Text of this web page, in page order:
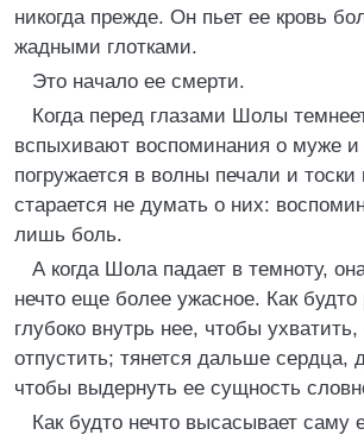
никогда прежде. Он пьет ее кровь
жадными глотками.
Это начало ее смерти.
Когда перед глазами Шолы
вспыхивают воспоминания о муже
погружается в волны печали и
старается не думать о них:
лишь боль.
А когда Шола падает в темноту,
нечто еще более ужасное. Как будто
глубоко внутрь нее, чтобы ухватить,
отпустить; тянется дальше сердца,
чтобы выдернуть ее сущность
Как будто нечто высасывает саму